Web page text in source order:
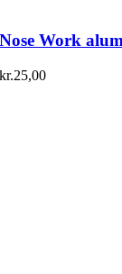
Nose Work
kr.25,00